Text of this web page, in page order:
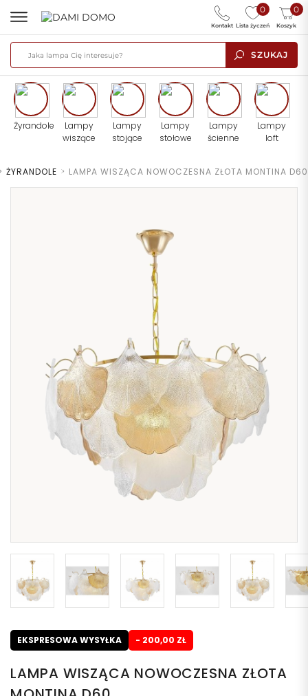
SZUKAJ
0
Lista życzeń
0
Koszyk
Kontakt
Żyrandole
Lampy
wiszące
Lampy
stojące
Lampy
stołowe
Lampy
ścienne
Lampy
loft
ŻYRANDOLE > LAMPA WISZĄCA NOWOCZESNA ZŁOTA MONTINA D60
EKSPRESOWA WYSYŁKA - 200,00 ZŁ
LAMPA WISZĄCA NOWOCZESNA ZŁOTA